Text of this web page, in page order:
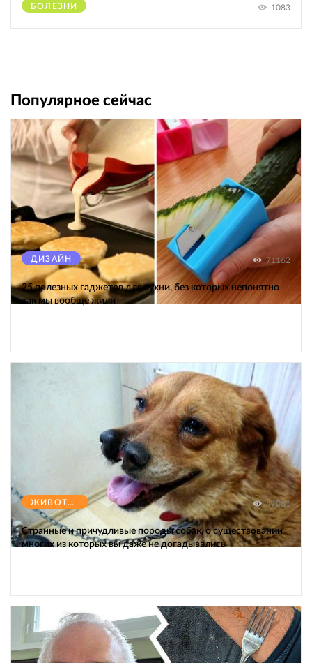
БОЛЕЗНИ 1083
Популярное сейчас
ДИЗАЙН 71162
25 полезных гаджетов для кухни, без которых непонятно
как мы вообще жили
ЖИВОТНЫЕ 47081
Странные и причудливые породы собак, о существовании
многих из которых вы даже не догадывались